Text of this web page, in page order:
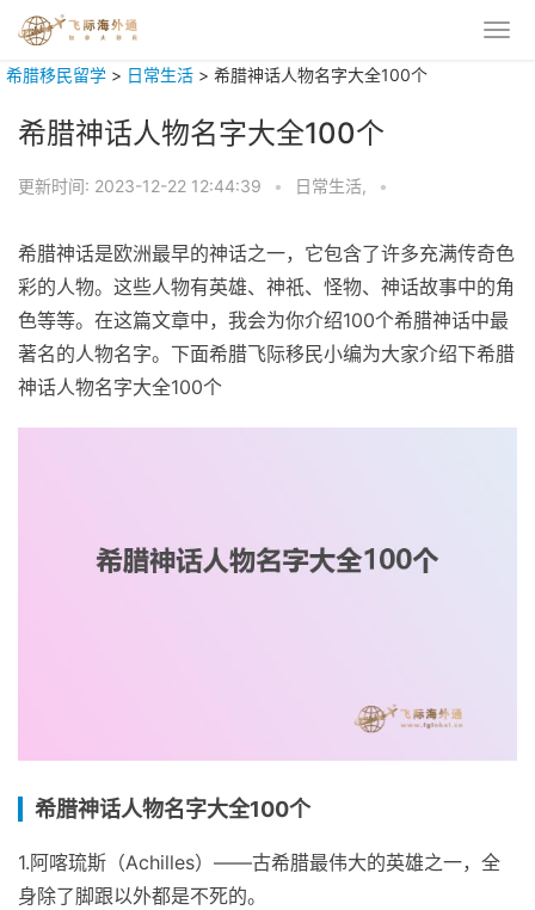
希腊移民留学 > 日常生活 > 希腊神话人物名字大全100个
希腊神话人物名字大全100个
更新时间: 2023-12-22 12:44:39 • 日常生活, •
希腊神话是欧洲最早的神话之一，它包含了许多充满传奇色
彩的人物。这些人物有英雄、神祇、怪物、神话故事中的角
色等等。在这篇文章中，我会为你介绍100个希腊神话中最
著名的人物名字。下面希腊飞际移民小编为大家介绍下希腊
神话人物名字大全100个
希腊神话人物名字大全100个
1.阿喀琉斯（Achilles）——古希腊最伟大的英雄之一，全
身除了脚跟以外都是不死的。